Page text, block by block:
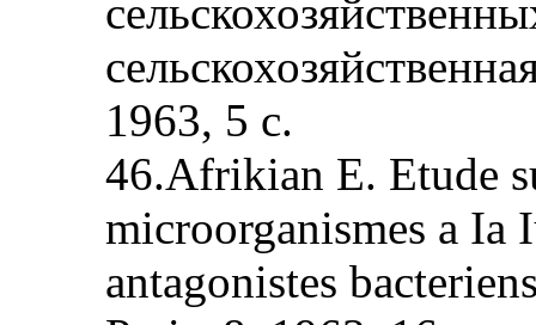
1963, 5 с.
46.Afrikian E. Etude
microorganismes a Ia
antagonistes